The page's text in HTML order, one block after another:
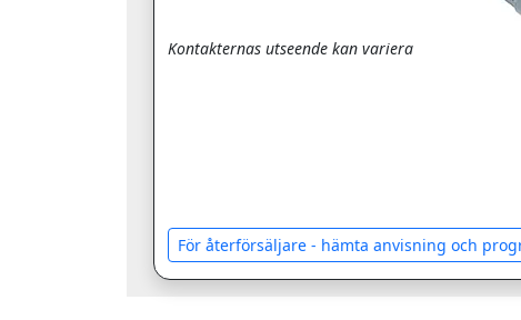
Kontakternas utseende kan variera
För återförsäljare - hämta anvisning och